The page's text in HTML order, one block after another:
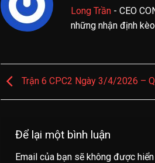
Long Trần- CEO
những nhận định
Trận 6 CPC2 Ngày 3/4/2026 –
Để lại một bình luận
Email của bạn sẽ không được